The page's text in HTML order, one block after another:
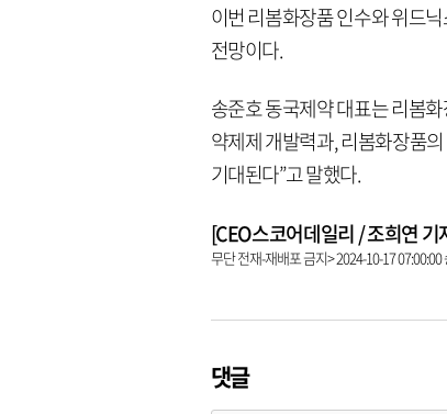
이번 리봄화장품 인수와 위드
전망이다.
송준호 동국제약 대표는 리봄
약제제 개발력과, 리봄화장품
기대된다”고 말했다.
[CEO스코어데일리 / 조희연
무단 전재-재배포 금지> 2024-10-17 07:00:00
댓글